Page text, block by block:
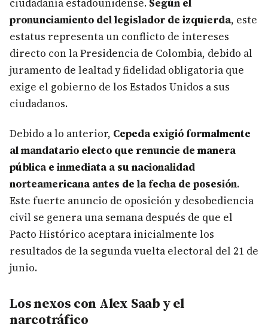
ciudadanía estadounidense. Según el
pronunciamiento del legislador de izquierda, este
estatus representa un conflicto de intereses
directo con la Presidencia de Colombia, debido al
juramento de lealtad y fidelidad obligatoria que
exige el gobierno de los Estados Unidos a sus
ciudadanos.
Debido a lo anterior, Cepeda exigió formalmente
al mandatario electo que renuncie de manera
pública e inmediata a su nacionalidad
norteamericana antes de la fecha de posesión.
Este fuerte anuncio de oposición y desobediencia
civil se genera una semana después de que el
Pacto Histórico aceptara inicialmente los
resultados de la segunda vuelta electoral del 21 de
junio.
Los nexos con Alex Saab y el
narcotráfico